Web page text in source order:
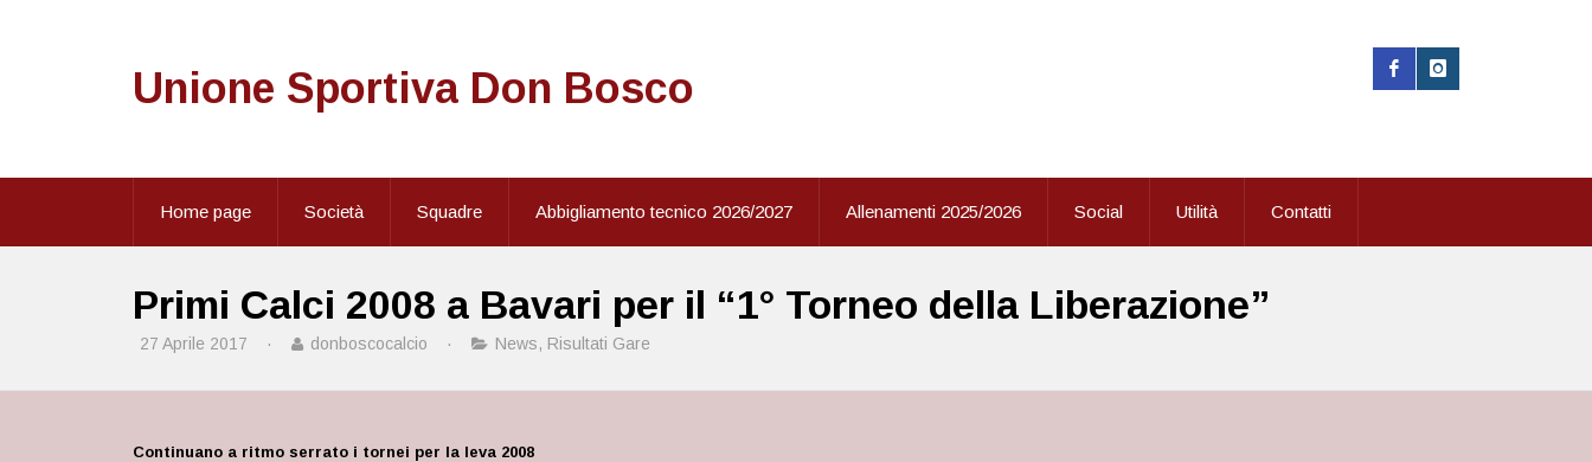
Unione Sportiva Don Bosco
Home page Società Squadre Abbigliamento tecnico 2026/2027 Allenamenti 2025/2026 Social Utilità Contatti
Primi Calci 2008 a Bavari per il “1° Torneo della Liberazione”
27 Aprile 2017 · donboscocalcio · News, Risultati Gare
Continuano a ritmo serrato i tornei per la leva 2008